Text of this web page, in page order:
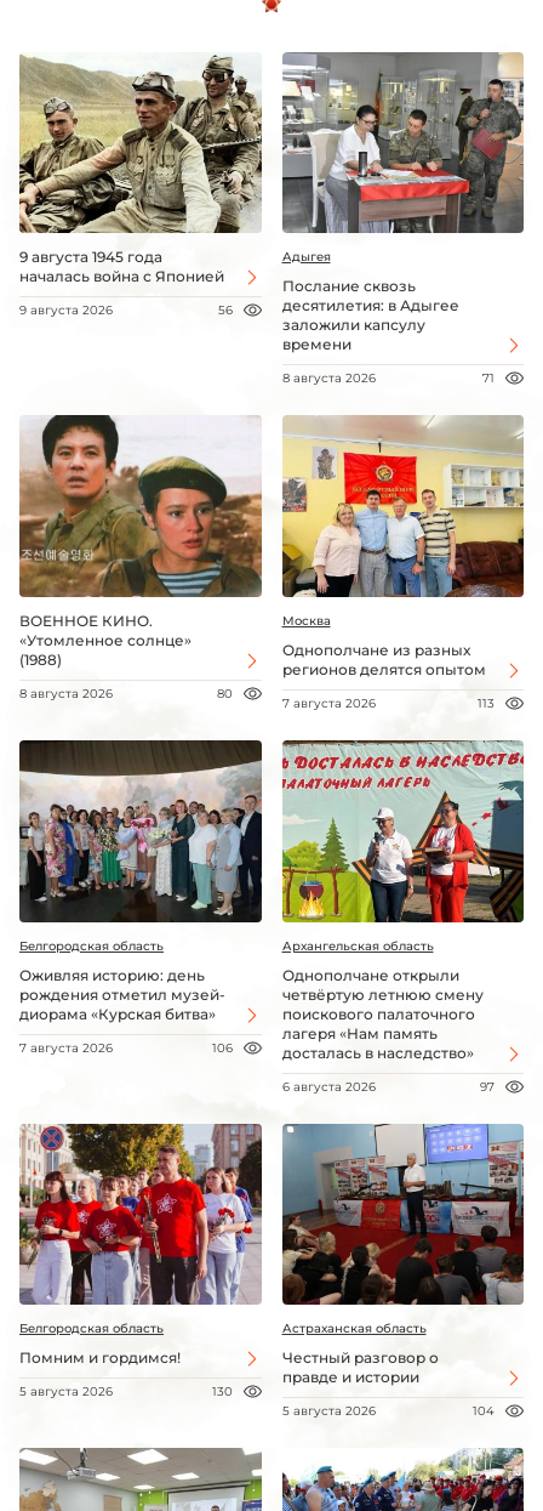
9 августа 1945 года
началась война с Японией
9 августа 2026 56
Адыгея
Послание сквозь
десятилетия: в Адыгее
заложили капсулу
времени
8 августа 2026 71
ВОЕННОЕ КИНО.
«Утомленное солнце»
(1988)
8 августа 2026 80
Москва
Однополчане из разных
регионов делятся опытом
7 августа 2026 113
Белгородская область
Оживляя историю: день
рождения отметил музей-
диорама «Курская битва»
7 августа 2026 106
Архангельская область
Однополчане открыли
четвёртую летнюю смену
поискового палаточного
лагеря «Нам память
досталась в наследство»
6 августа 2026 97
Белгородская область
Помним и гордимся!
5 августа 2026 130
Астраханская область
Честный разговор о
правде и истории
5 августа 2026 104